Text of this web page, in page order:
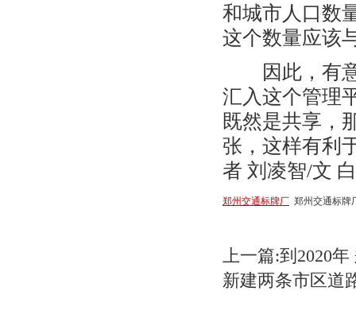
和城市人口数
这个数量应该
因此，有意
汇入这个管理
既然是共享，
张，这样有利
者 刘凌智/文
郑州交通标牌厂 郑州交通标牌
上一篇:到2020
新建两条市区道